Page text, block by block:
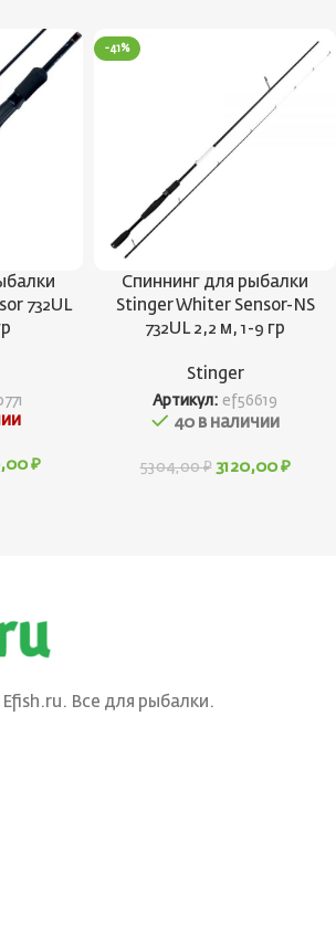
732UL
₽
-41%
Спиннинг для рыбалки
Stinger Whiter Sensor-NS
732UL 2,2 м, 1-9 гр
Stinger
Артикул: ef56619
40 в наличии
5304,00₽ 3120,00 ₽
Все для рыбалки.